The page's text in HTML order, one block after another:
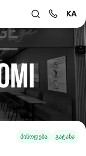
KA
მიწოდება გატანა